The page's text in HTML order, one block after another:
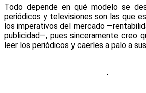
Todo depende en qué modelo se
periódicos y televisiones son las que
los imperativos del mercado
publicidad―, pues sinceramente creo
leer los periódicos y caerles a palo a